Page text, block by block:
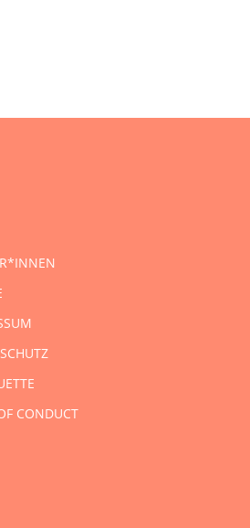
CONDUCT